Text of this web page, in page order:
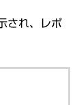
され、レポ